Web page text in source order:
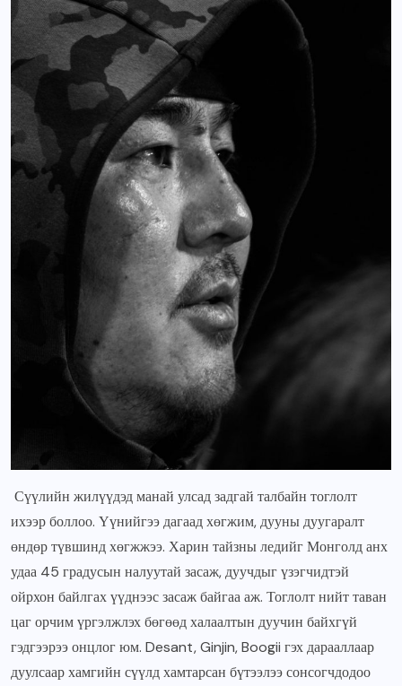
Сүүлийн жилүүдэд манай улсад задгай талбайн тоглолт
ихээр боллоо. Үүнийгээ дагаад хөгжим, дууны дуугаралт
өндөр түвшинд хөгжжээ. Харин тайзны ледийг Монголд анх
удаа 45 градусын налуутай засаж, дуучдыг үзэгчидтэй
ойрхон байлгах үүднээс засаж байгаа аж. Тоглолт нийт таван
цаг орчим үргэлжлэх бөгөөд халаалтын дуучин байхгүй
гэдгээрээ онцлог юм. Desant, Ginjin, Boogii гэх дарааллаар
дуулсаар хамгийн сүүлд хамтарсан бүтээлээ сонсогчдодоо